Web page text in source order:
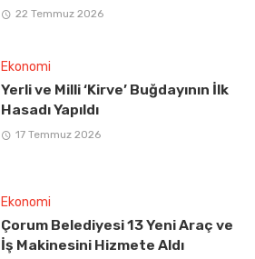
22 Temmuz 2026
Ekonomi
Yerli ve Milli ‘Kirve’ Buğdayının İlk
Hasadı Yapıldı
17 Temmuz 2026
Ekonomi
Çorum Belediyesi 13 Yeni Araç ve
İş Makinesini Hizmete Aldı